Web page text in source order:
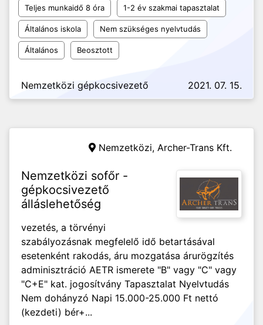
Teljes munkaidő 8 óra 1-2 év szakmai tapasztalat
Általános iskola Nem szükséges nyelvtudás
Általános Beosztott
Nemzetközi gépkocsivezető 2021. 07. 15.
Nemzetközi, Archer-Trans Kft.
Nemzetközi sofőr -
gépkocsivezető
álláslehetőség
vezetés, a törvényi
szabályozásnak megfelelő idő betartásával
esetenként rakodás, áru mozgatása árurögzítés
adminisztráció AETR ismerete "B" vagy "C" vagy
"C+E" kat. jogosítvány Tapasztalat Nyelvtudás
Nem dohányzó Napi 15.000-25.000 Ft nettó
(kezdeti) bér+...